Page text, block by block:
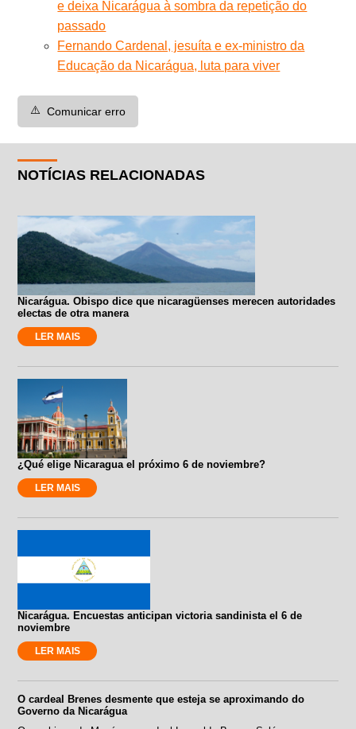
e deixa Nicarágua à sombra da repetição do
passado
Fernando Cardenal, jesuíta e ex-ministro da
Educação da Nicarágua, luta para viver
⚠️ Comunicar erro
NOTÍCIAS RELACIONADAS
Nicarágua. Obispo dice que nicaragüenses merecen autoridades
electas de otra manera
LER MAIS
¿Qué elige Nicaragua el próximo 6 de noviembre?
LER MAIS
Nicarágua. Encuestas anticipan victoria sandinista el 6 de
noviembre
LER MAIS
O cardeal Brenes desmente que esteja se aproximando do
Governo da Nicarágua